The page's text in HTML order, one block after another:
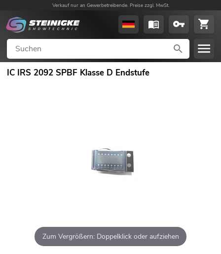
Verkauf nur an Gewerbetreibende. Preise zzgl. MwSt.
IC IRS 2092 SPBF Klasse D Endstufe
Zum Vergrößern: Doppelklick oder aufziehen